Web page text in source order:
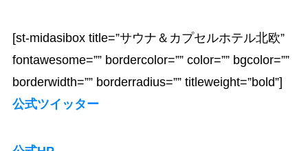
[st-midasibox title=”サウナ＆カプセルホテル北欧”
fontawesome=”” bordercolor=”” color=”” bgcolor=””
borderwidth=”” borderradius=”” titleweight=”bold”]
公式ツイッター